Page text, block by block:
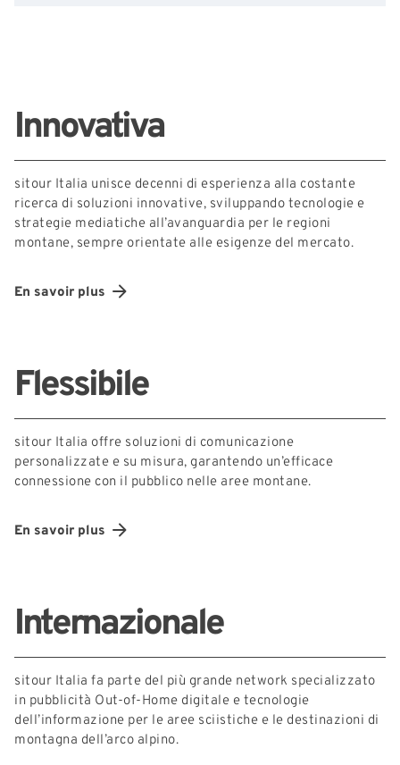
Innovativa
sitour Italia unisce decenni di esperienza alla costante
ricerca di soluzioni innovative, sviluppando tecnologie e
strategie mediatiche all’avanguardia per le regioni
montane, sempre orientate alle esigenze del mercato.
En savoir plus
Flessibile
sitour Italia offre soluzioni di comunicazione
personalizzate e su misura, garantendo un’efficace
connessione con il pubblico nelle aree montane.
En savoir plus
Internazionale
sitour Italia fa parte del più grande network specializzato
in pubblicità Out-of-Home digitale e tecnologie
dell’informazione per le aree sciistiche e le destinazioni di
montagna dell’arco alpino.